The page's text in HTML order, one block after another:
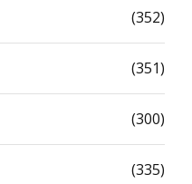
(352)
(351)
(300)
(335)